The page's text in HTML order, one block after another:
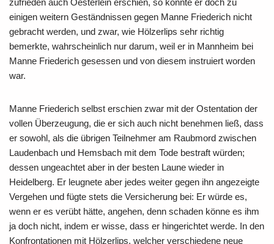
zufrieden auch Oesterlein erschien, so konnte er doch zu
einigen weitern Geständnissen gegen Manne Friederich nicht
gebracht werden, und zwar, wie Hölzerlips sehr richtig
bemerkte, wahrscheinlich nur darum, weil er in Mannheim bei
Manne Friederich gesessen und von diesem instruiert worden
war.
Manne Friederich selbst erschien zwar mit der Ostentation der
vollen Überzeugung, die er sich auch nicht benehmen ließ, dass
er sowohl, als die übrigen Teilnehmer am Raubmord zwischen
Laudenbach und Hemsbach mit dem Tode bestraft würden;
dessen ungeachtet aber in der besten Laune wieder in
Heidelberg. Er leugnete aber jedes weiter gegen ihn angezeigte
Vergehen und fügte stets die Versicherung bei: Er würde es,
wenn er es verübt hätte, angehen, denn schaden könne es ihm
ja doch nicht, indem er wisse, dass er hingerichtet werde. In den
Konfrontationen mit Hölzerlips, welcher verschiedene neue